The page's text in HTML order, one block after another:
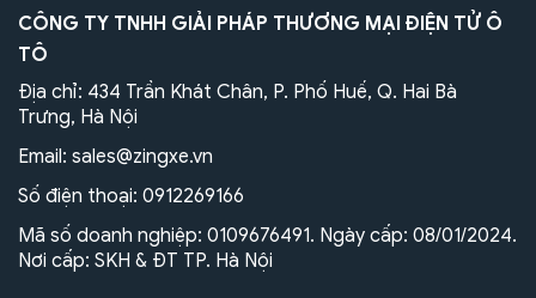
CÔNG TY TNHH GIẢI PHÁP THƯƠNG MẠI ĐIỆN TỬ Ô
TÔ
Địa chỉ: 434 Trần Khát Chân, P. Phố Huế, Q. Hai Bà
Trưng, Hà Nội
Email: sales@zingxe.vn
Số điện thoại: 0912269166
Mã số doanh nghiệp: 0109676491. Ngày cấp: 08/01/2024.
Nơi cấp: SKH & ĐT TP. Hà Nội